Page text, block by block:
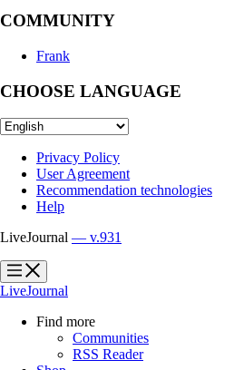
COMMUNITY
Frank
CHOOSE LANGUAGE
Privacy Policy
User Agreement
Recommendation technologies
Help
LiveJournal — v.931
?
?
LiveJournal
Find more
Communities
RSS Reader